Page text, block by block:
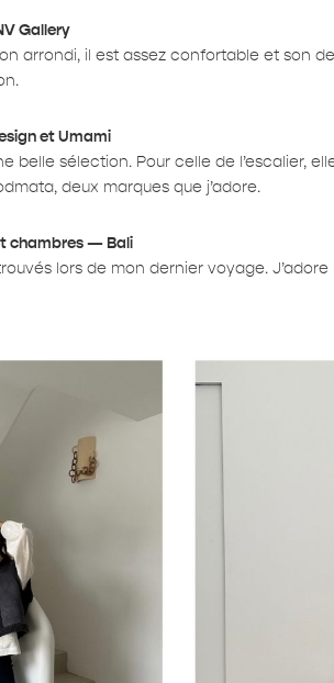
Gallery
arrondi, il est assez confortable et son
et Umami
sélection. Pour celle de l’escalier,
deux marques que j’adore.
chambres — Bali
lors de mon dernier voyage.